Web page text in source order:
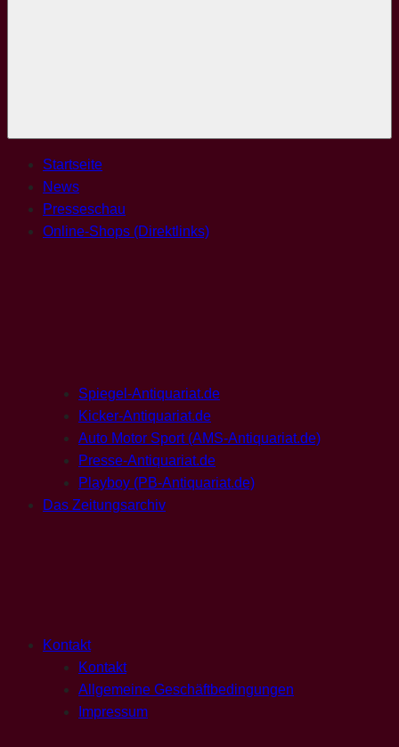
Startseite
News
Presseschau
Online-Shops (Direktlinks)
Spiegel-Antiquariat.de
Kicker-Antiquariat.de
Auto Motor Sport (AMS-Antiquariat.de)
Presse-Antiquariat.de
Playboy (PB-Antiquariat.de)
Das Zeitungsarchiv
Kontakt
Kontakt
Allgemeine Geschäftbedingungen
Impressum